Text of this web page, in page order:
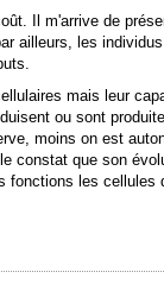
Il m'arrive de
ailleurs, les
mais leur
ou sont
moins on est
constat que son
fonctions les cellules